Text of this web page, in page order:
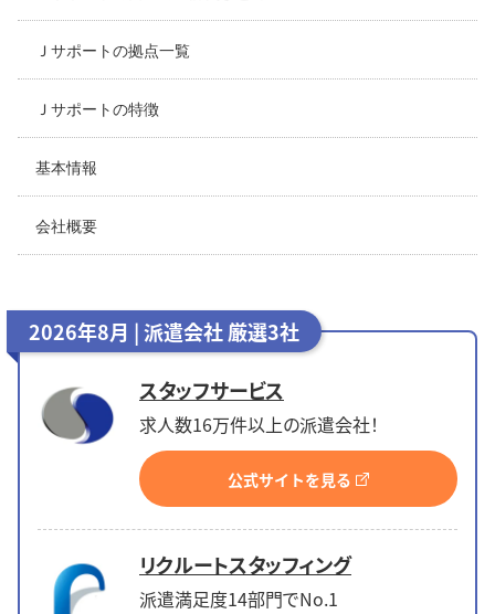
Ｊサポートの拠点一覧
Ｊサポートの特徴
基本情報
会社概要
2026年8月 | 派遣会社 厳選3社
スタッフサービス
求人数16万件以上の派遣会社！
公式サイトを見る
リクルートスタッフィング
派遣満足度14部門でNo.1